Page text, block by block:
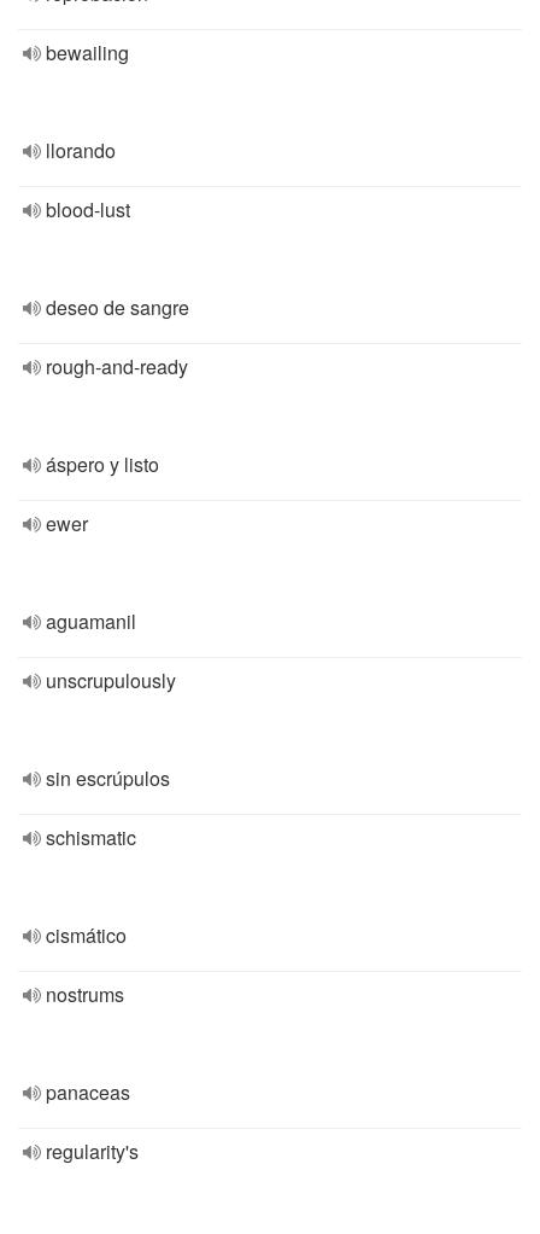
bewailing
llorando
blood-lust
deseo de sangre
rough-and-ready
áspero y listo
ewer
aguamanil
unscrupulously
sin escrúpulos
schismatic
cismático
nostrums
panaceas
regularity's